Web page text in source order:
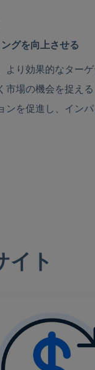
グを向上させる
り効果的なター
市場の機会を捉える
を促進し、イン
イト